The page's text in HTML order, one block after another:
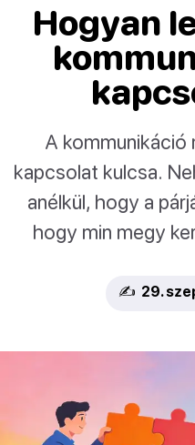
Hogyan
A kommunikáció
kapcsolat kulcsa.
anélkül, hogy a
hogy min megy
✍️ 29.